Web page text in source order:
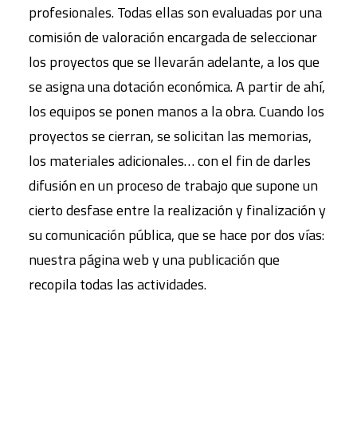
profesionales. Todas ellas son evaluadas por una
comisión de valoración encargada de seleccionar
los proyectos que se llevarán adelante, a los que
se asigna una dotación económica. A partir de ahí,
los equipos se ponen manos a la obra. Cuando los
proyectos se cierran, se solicitan las memorias,
los materiales adicionales… con el fin de darles
difusión en un proceso de trabajo que supone un
cierto desfase entre la realización y finalización y
su comunicación pública, que se hace por dos vías:
nuestra página web y una publicación que
recopila todas las actividades.